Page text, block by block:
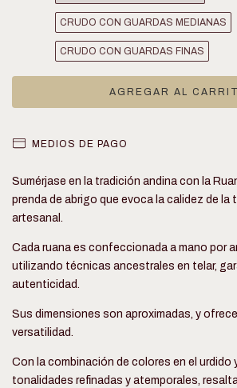
CRUDO CON GUARDAS MEDIANAS
CRUDO CON GUARDAS FINAS
MEDIOS DE PAGO
Sumérjase en la tradición andina con la
prenda de abrigo que evoca la calidez de la
artesanal.
Cada ruana es confeccionada a mano por
utilizando técnicas ancestrales en telar,
autenticidad.
Sus dimensiones son aproximadas, y
versatilidad.
Con la combinación de colores en el urdido
tonalidades refinadas y atemporales,